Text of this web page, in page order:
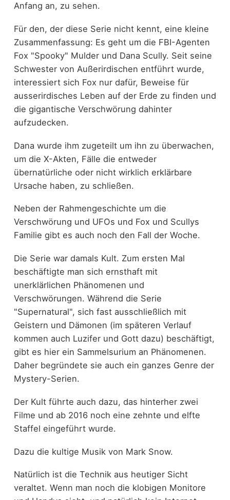
Anfang an, zu sehen.
Für den, der diese Serie nicht kennt, eine kleine
Zusammenfassung: Es geht um die FBI-Agenten
Fox "Spooky" Mulder und Dana Scully. Seit seine
Schwester von Außerirdischen entführt wurde,
interessiert sich Fox nur dafür, Beweise für
ausserirdisches Leben auf der Erde zu finden und
die gigantische Verschwörung dahinter
aufzudecken.
Dana wurde ihm zugeteilt um ihn zu überwachen,
um die X-Akten, Fälle die entweder
übernatürliche oder nicht wirklich erklärbare
Ursache haben, zu schließen.
Neben der Rahmengeschichte um die
Verschwörung und UFOs und Fox und Scullys
Familie gibt es auch noch den Fall der Woche.
Die Serie war damals Kult. Zum ersten Mal
beschäftigte man sich ernsthaft mit
unerklärlichen Phänomenen und
Verschwörungen. Während die Serie
"Supernatural", sich fast ausschließlich mit
Geistern und Dämonen (im späteren Verlauf
kommen auch Luzifer und Gott dazu) beschäftigt,
gibt es hier ein Sammelsurium an Phänomenen.
Daher begründete sie auch ein ganzes Genre der
Mystery-Serien.
Der Kult führte auch dazu, das hinterher zwei
Filme und ab 2016 noch eine zehnte und elfte
Staffel eingeführt wurde.
Dazu die kultige Musik von Mark Snow.
Natürlich ist die Technik aus heutiger Sicht
veraltet. Wenn man noch die klobigen Monitore